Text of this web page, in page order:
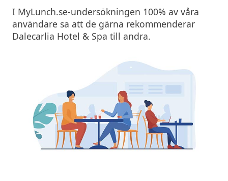
I MyLunch.se-undersökningen 100% av våra
användare sa att de gärna rekommenderar
Dalecarlia Hotel & Spa till andra.